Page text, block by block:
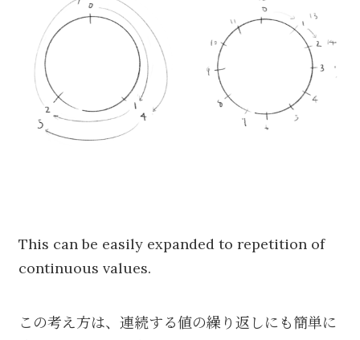
This can be easily expanded to repetition of
continuous values.
この考え方は、連続する値の繰り返しにも簡単に